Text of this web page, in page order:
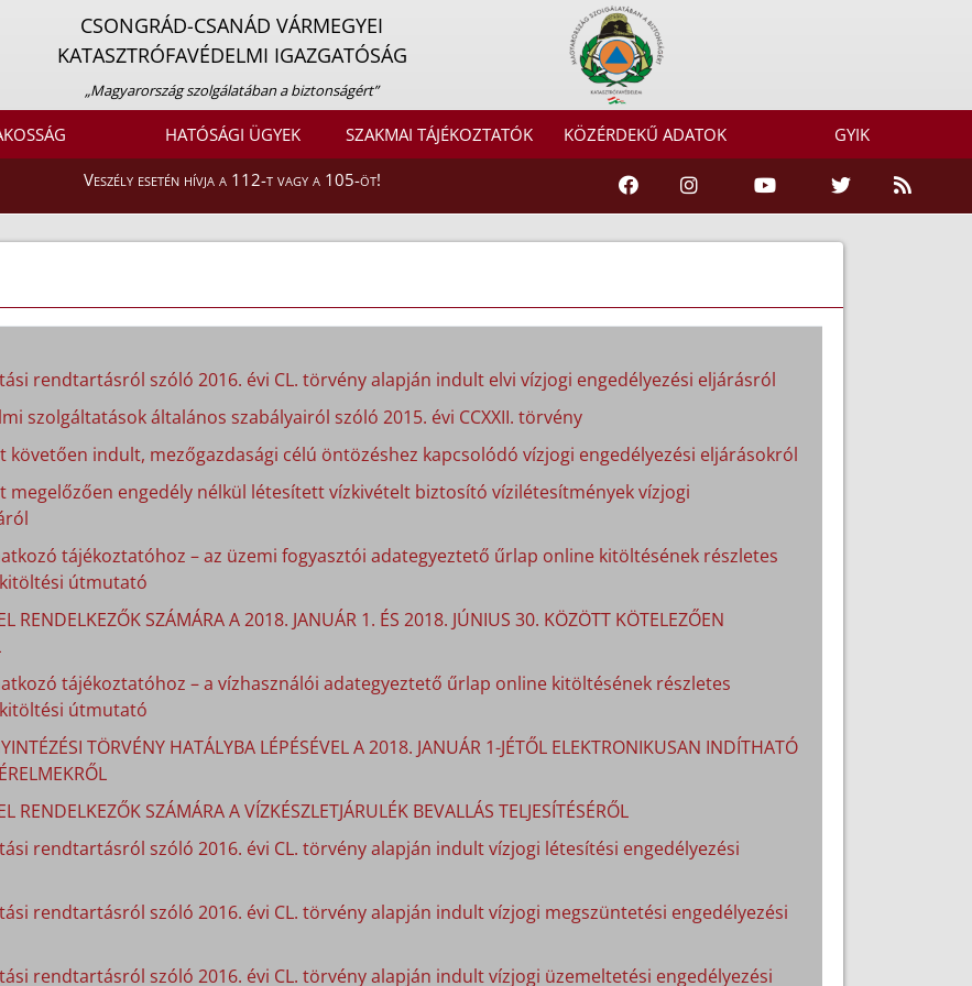
CSONGRÁD-CSANÁD VÁRMEGYEI
KATASZTRÓFAVÉDELMI IGAZGATÓSÁG
„Magyarország szolgálatában a biztonságért”
HATÓSÁGI ÜGYEK SZAKMAI TÁJÉKOZTATÓK KÖZÉRDEKŰ ADATOK GYIK
Veszély esetén hívja a 112-t vagy a 105-öt!
rendtartásról szóló 2016. évi CL. törvény alapján indult elvi vízjogi engedélyezési eljárásról
szolgáltatások általános szabályairól szóló 2015. évi CCXXII. törvény
követően indult, mezőgazdasági célú öntözéshez kapcsolódó vízjogi engedélyezési eljárásokról
megelőzően engedély nélkül létesített vízkivételt biztosító vízilétesítmények vízjogi
tájékoztatóhoz – az üzemi fogyasztói adategyeztető űrlap online kitöltésének részletes
útmutató
RENDELKEZŐK SZÁMÁRA A 2018. JANUÁR 1. ÉS 2018. JÚNIUS 30. KÖZÖTT KÖTELEZŐEN
tájékoztatóhoz – a vízhasználói adategyeztető űrlap online kitöltésének részletes
útmutató
TÖRVÉNY HATÁLYBA LÉPÉSÉVEL A 2018. JANUÁR 1-JÉTŐL ELEKTRONIKUSAN INDÍTHATÓ
RENDELKEZŐK SZÁMÁRA A VÍZKÉSZLETJÁRULÉK BEVALLÁS TELJESÍTÉSÉRŐL
rendtartásról szóló 2016. évi CL. törvény alapján indult vízjogi létesítési engedélyezési
rendtartásról szóló 2016. évi CL. törvény alapján indult vízjogi megszüntetési engedélyezési
rendtartásról szóló 2016. évi CL. törvény alapján indult vízjogi üzemeltetési engedélyezési